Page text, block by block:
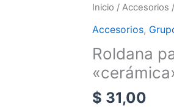
Inicio / Accesorios
Accesorios,
Roldana
$ 31,00
Roldana
para
trasero
16T
cantidad